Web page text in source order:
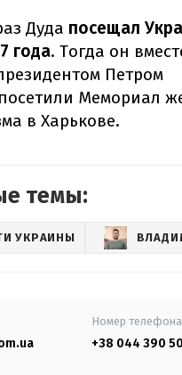
Дуда посещал
года. Тогда он
Петром
Мемориал
в Харькове.
темы:
УКРАИНЫ
Номер
+38 044 390